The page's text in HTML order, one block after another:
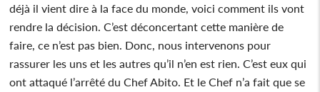
déjà il vient dire à la face du monde, voici comment ils vont
rendre la décision. C’est déconcertant cette manière de
faire, ce n’est pas bien. Donc, nous intervenons pour
rassurer les uns et les autres qu’il n’en est rien. C’est eux qui
ont attaqué l’arrêté du Chef Abito. Et le Chef n’a fait que se